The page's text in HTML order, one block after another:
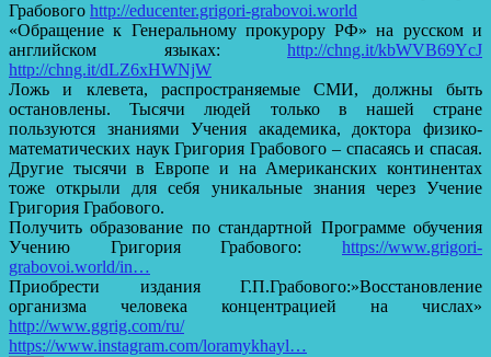
Грабового http://educenter.grigori-grabovoi.world
«Обращение к Генеральному прокурору РФ» на русском и
английском языках: http://chng.it/kbWVB69YcJ
http://chng.it/dLZ6xHWNjW
Ложь и клевета, распространяемые СМИ, должны быть
остановлены. Тысячи людей только в нашей стране
пользуются знаниями Учения академика, доктора физико-
математических наук Григория Грабового – спасаясь и спасая.
Другие тысячи в Европе и на Американских континентах
тоже открыли для себя уникальные знания через Учение
Григория Грабового.
Получить образование по стандартной Программе обучения
Учению Григория Грабового: https://www.grigori-
grabovoi.world/in…
Приобрести издания Г.П.Грабового:»Восстановление
организма человека концентрацией на числах»
http://www.ggrig.com/ru/
https://www.instagram.com/loramykhayl…